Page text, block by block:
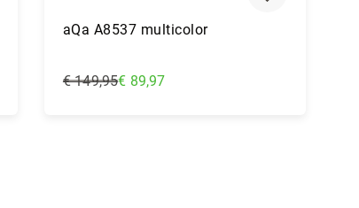
aQa A8537 multicolor
€ 149,95€ 89,97